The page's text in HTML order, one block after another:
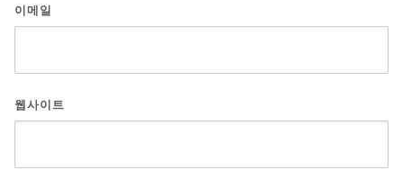
이메일
웹사이트